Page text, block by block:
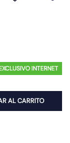
INTERNET
AL CARRITO